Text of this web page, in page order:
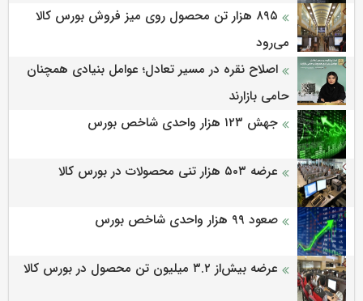
۸۹۵ هزار تن محصول روی میز فروش بورس کالا
می‌‌رود
اصلاح نقره در مسیر تعادل؛ عوامل بنیادی همچنان
حامی بازارند
جهش ۱۲۳ هزار واحدی شاخص بورس
عرضه ۵۰۳ هزار تنی محصولات در بورس کالا
صعود ۹۹ هزار واحدی شاخص بورس
عرضه بیش‌از ۳.۲ میلیون تن محصول در بورس کالا